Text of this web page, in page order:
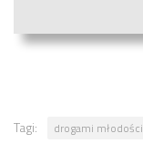
Tagi: drogami młodości